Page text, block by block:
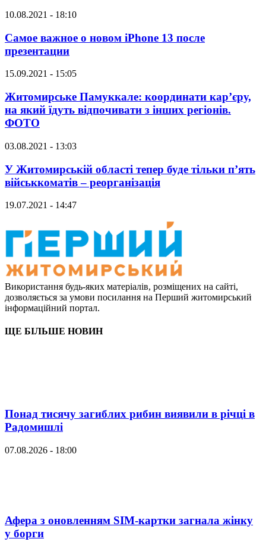
10.08.2021 - 18:10
Самое важное о новом iPhone 13 после
презентации
15.09.2021 - 15:05
Житомирське Памуккале: координати кар’єру,
на який їдуть відпочивати з інших регіонів.
ФОТО
03.08.2021 - 13:03
У Житомирській області тепер буде тільки п’ять
військкоматів – реорганізація
19.07.2021 - 14:47
Використання будь-яких матеріалів, розміщених на сайті,
дозволяється за умови посилання на Перший житомирський
інформаційний портал.
ЩЕ БІЛЬШЕ НОВИН
Понад тисячу загиблих рибин виявили в річці в
Радомишлі
07.08.2026 - 18:00
Афера з оновленням SIM-картки загнала жінку
у борги